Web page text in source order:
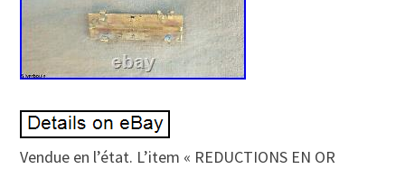
Vendue en l’état. L’item « REDUCTIONS EN OR